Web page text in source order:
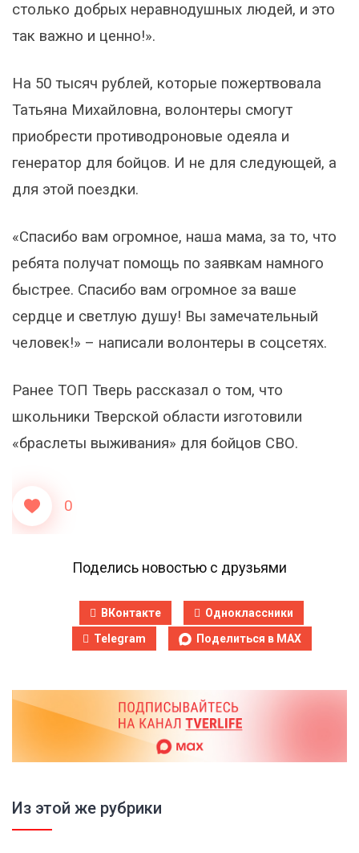
столько добрых неравнодушных людей, и это
так важно и ценно!».
На 50 тысяч рублей, которые пожертвовала
Татьяна Михайловна, волонтеры смогут
приобрести противодроновые одеяла и
генератор для бойцов. И не для следующей, а
для этой поездки.
«Спасибо вам огромное, наша мама, за то, что
ребята получат помощь по заявкам намного
быстрее. Спасибо вам огромное за ваше
сердце и светлую душу! Вы замечательный
человек!» – написали волонтеры в соцсетях.
Ранее ТОП Тверь рассказал о том, что
школьники Тверской области изготовили
«браслеты выживания» для бойцов СВО.
0
Поделись новостью с друзьями
ВКонтакте
Одноклассники
Telegram
Поделиться в MAX
Из этой же рубрики